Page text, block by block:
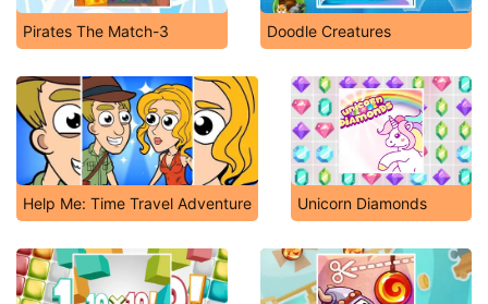
Pirates The Match-3 Doodle Creatures
Help Me: Time Travel Adventure Unicorn Diamonds